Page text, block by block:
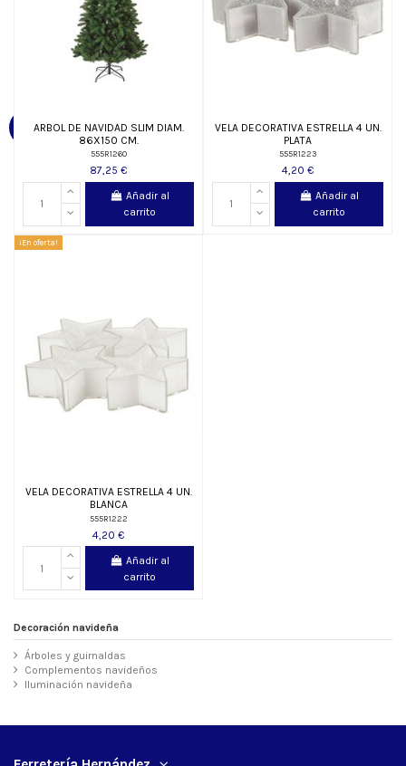
ARBOL DE NAVIDAD SLIM DIAM.
86X150 CM.
555R1260
87,25 €
Añadir al
carrito
VELA DECORATIVA ESTRELLA 4 UN.
PLATA
555R1223
4,20 €
Añadir al
carrito
¡En oferta!
VELA DECORATIVA ESTRELLA 4 UN.
BLANCA
555R1222
4,20 €
Añadir al
carrito
Decoración navideña
Árboles y guirnaldas
Complementos navideños
Iluminación navideña